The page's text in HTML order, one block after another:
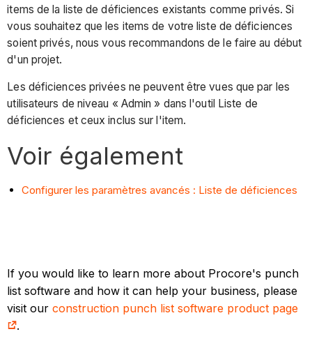
items de la liste de déficiences existants comme privés. Si
vous souhaitez que les items de votre liste de déficiences
soient privés, nous vous recommandons de le faire au début
d'un projet.
Les déficiences privées ne peuvent être vues que par les
utilisateurs de niveau « Admin » dans l'outil Liste de
déficiences et ceux inclus sur l'item.
Voir également
Configurer les paramètres avancés : Liste de déficiences
If you would like to learn more about Procore's punch
list software and how it can help your business, please
visit ourconstruction punch list software product page
.